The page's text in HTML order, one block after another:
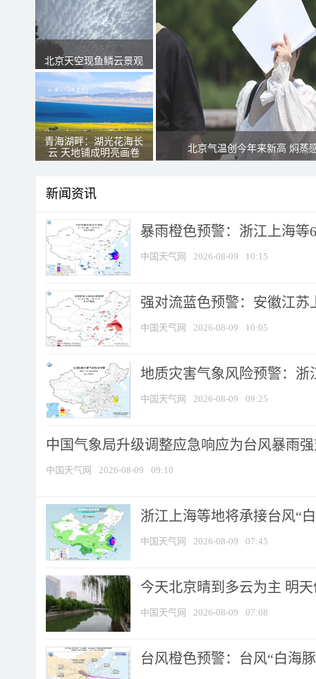
北京天空现鱼鳞云景观
青海湖畔：湖光花海长
云 天地铺成明亮画卷
北京气温创今年来新高 焖蒸
新闻资讯
暴雨橙色预警：浙江上海等
中国天气网 2026-08-09 10:15
强对流蓝色预警：安徽江苏
中国天气网 2026-08-09 10:05
地质灾害气象风险预警：浙
中国天气网 2026-08-09 09:25
中国气象局升级调整应急响应为台风暴雨
中国天气网 2026-08-09 09:10
浙江上海等地将承接台风“
中国天气网 2026-08-09 07:45
今天北京晴到多云为主 明
中国天气网 2026-08-09 07:08
台风橙色预警：台风“白海